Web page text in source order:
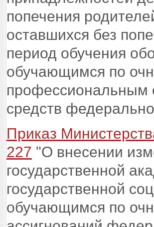
попечения
оставшихся без
период обучения
обучающимся по
профессиональным
средств
Приказ
227 "О внесении
государственной
государственной
обучающимся по